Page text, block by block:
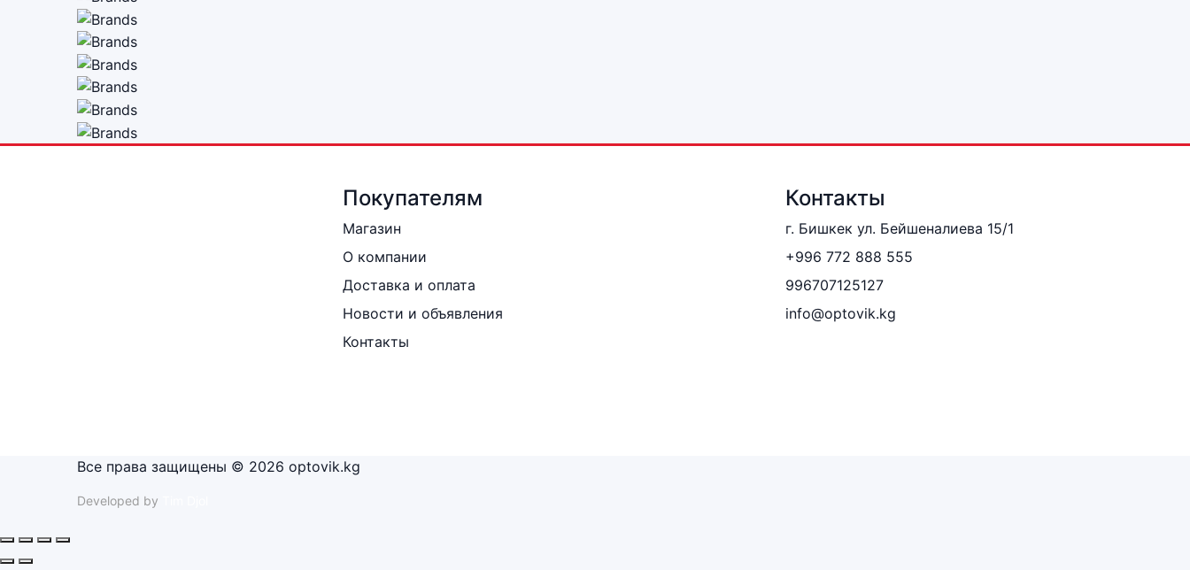
Покупателям
Магазин
О компании
Доставка и оплата
Новости и объявления
Контакты
Контакты
г. Бишкек ул. Бейшеналиева 15/1
+996 772 888 555
996707125127
info@optovik.kg
Все права защищены © 2026 optovik.kg
Developed by